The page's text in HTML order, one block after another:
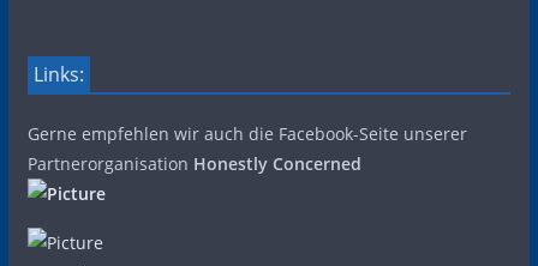
Links:
Gerne empfehlen wir auch die Facebook-Seite unserer
Partnerorganisation Honestly Concerned